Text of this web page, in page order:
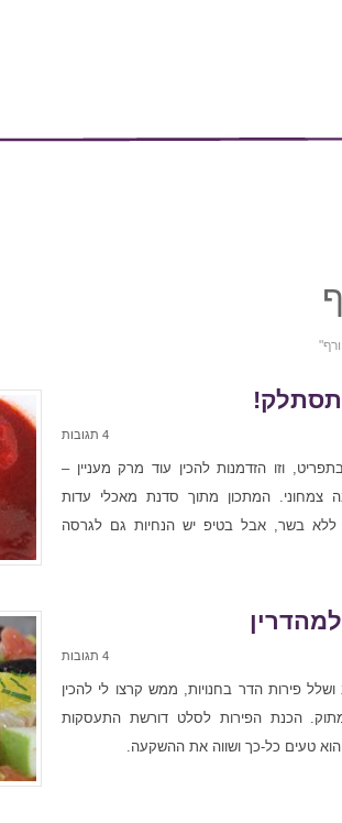
4 תגובות
וזו הזדמנות להכין עוד מרק מעניין –
המתכון מתוך סדנת מאכלי עדות
ללא בשר, אבל בטיפ יש הנחיות גם לגרסה
4 תגובות
פירות הדר בחנויות, ממש קרצו לי להכין
הכנת הפירות לסלט דורשת התעסקות
טעים כל-כך ושווה את ההשקעה.